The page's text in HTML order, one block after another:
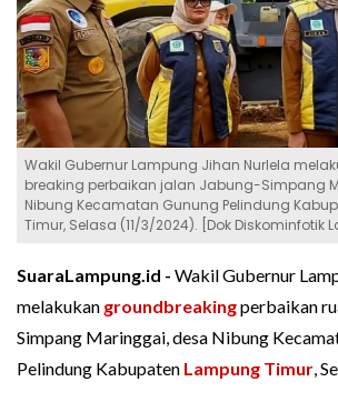
Wakil Gubernur Lampung Jihan Nurlela
breaking perbaikan jalan Jabung-Simpang
Nibung Kecamatan Gunung Pelindung
Timur, Selasa (11/3/2024). [Dok Diskominfotik
SuaraLampung.id - Wakil Gubernur
melakukan groundbreakingperbaikan
Simpang Maringgai, desa Nibung
Pelindung Kabupaten Lampung Timur,